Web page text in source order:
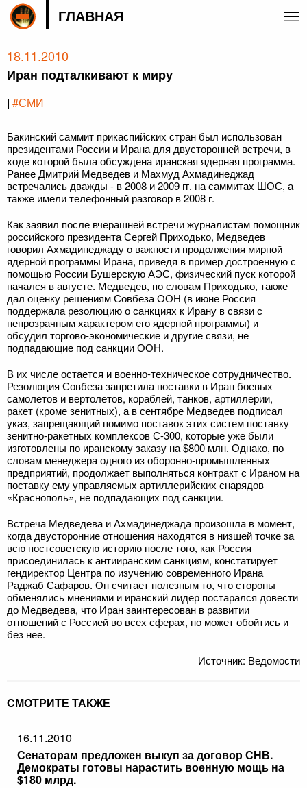
ГЛАВНАЯ
18.11.2010
Иран подталкивают к миру
| #СМИ
Бакинский саммит прикаспийских стран был использован
президентами России и Ирана для двусторонней встречи, в
ходе которой была обсуждена иранская ядерная программа.
Ранее Дмитрий Медведев и Махмуд Ахмадинеджад
встречались дважды - в 2008 и 2009 гг. на саммитах ШОС, а
также имели телефонный разговор в 2008 г.
Как заявил после вчерашней встречи журналистам помощник
российского президента Сергей Приходько, Медведев
говорил Ахмадинеджаду о важности продолжения мирной
ядерной программы Ирана, приведя в пример достроенную с
помощью России Бушерскую АЭС, физический пуск которой
начался в августе. Медведев, по словам Приходько, также
дал оценку решениям Совбеза ООН (в июне Россия
поддержала резолюцию о санкциях к Ирану в связи с
непрозрачным характером его ядерной программы) и
обсудил торгово-экономические и другие связи, не
подпадающие под санкции ООН.
В их числе остается и военно-техническое сотрудничество.
Резолюция Совбеза запретила поставки в Иран боевых
самолетов и вертолетов, кораблей, танков, артиллерии,
ракет (кроме зенитных), а в сентябре Медведев подписал
указ, запрещающий помимо поставок этих систем поставку
зенитно-ракетных комплексов С-300, которые уже были
изготовлены по иранскому заказу на $800 млн. Однако, по
словам менеджера одного из оборонно-промышленных
предприятий, продолжает выполняться контракт с Ираном на
поставку ему управляемых артиллерийских снарядов
«Краснополь», не подпадающих под санкции.
Встреча Медведева и Ахмадинеджада произошла в момент,
когда двусторонние отношения находятся в низшей точке за
всю постсоветскую историю после того, как Россия
присоединилась к антииранским санкциям, констатирует
гендиректор Центра по изучению современного Ирана
Раджаб Сафаров. Он считает полезным то, что стороны
обменялись мнениями и иранский лидер постарался довести
до Медведева, что Иран заинтересован в развитии
отношений с Россией во всех сферах, но может обойтись и
без нее.
Источник: Ведомости
СМОТРИТЕ ТАКЖЕ
16.11.2010
Сенаторам предложен выкуп за договор СНВ.
Демократы готовы нарастить военную мощь на
$180 млрд.